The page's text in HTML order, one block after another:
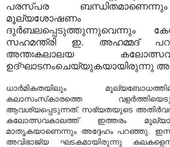
പരസ്​പര
മൂല്യശോഷണം
ദുര്‍ബലപ്പെടുത്തുന്നുവെന്നും
സഹമന്ത്രി ഇ. അഹമ്മദ്
അന്തഃകലാലയ
ഉദ്ഘാടനംചെയ്യുകയായിരുന്നു
ധാര്‍മികതയിലും
കലാസംസ്‌കാരത്തെ
ആവശ്യപ്പെടുന്നത്. സഭ്യതയുടെ
കലോത്സവകാലത്ത് ഇത്തരം
മാതൃകയാണെന്നും അദ്ദേഹം പറഞ്ഞു.
അവിഭാജ്യ ഘടകമായിരുന്നു